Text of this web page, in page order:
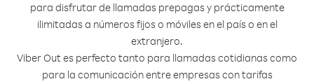
para disfrutar de llamadas prepagas y prácticamente
ilimitadas a números fijos o móviles en el país o en el
extranjero.
Viber Out es perfecto tanto para llamadas cotidianas como
para la comunicación entre empresas con tarifas